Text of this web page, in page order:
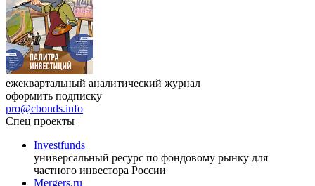
оформить подписку
pro@cbonds.info
Спец проекты